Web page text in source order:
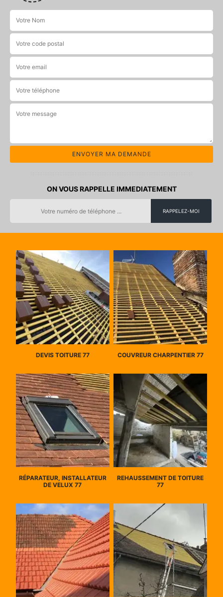
ON VOUS RAPPELLE IMMEDIATEMENT
DEVIS TOITURE 77 COUVREUR CHARPENTIER 77
RÉPARATEUR, INSTALLATEUR
DE VELUX 77
REHAUSSEMENT DE TOITURE
77